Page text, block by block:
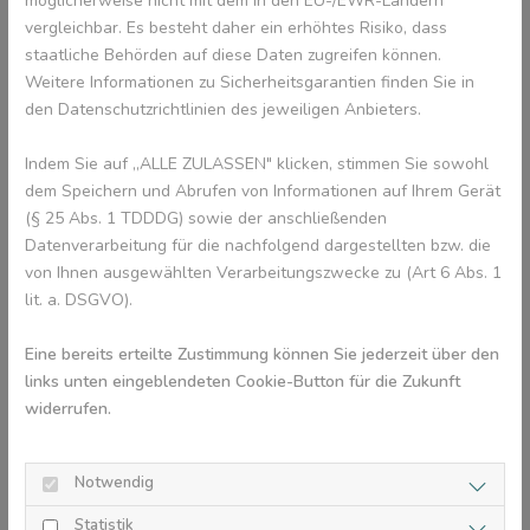
Von kleinen Rissen oder Absplitterungen bis hin zu
Zahnfrakturen oder sogar Zahnverlust. Da mit 6 Jahren die
bleibenden Zähne durchbrechen, leider eben die bleibenden
Frontzähne, also genau die Zähne, die wir für unser ganzes
vergleichbar. Es besteht daher ein erhöhtes Risiko, dass
staatliche Behörden auf diese Daten zugreifen können.
Weitere Informationen zu Sicherheitsgarantien finden Sie in
den Datenschutzrichtlinien des jeweiligen Anbieters.
Indem Sie auf „ALLE ZULASSEN" klicken, stimmen Sie sowohl
dem Speichern und Abrufen von Informationen auf Ihrem Gerät
(§ 25 Abs. 1 TDDDG) sowie der anschließenden
Datenverarbeitung für die nachfolgend dargestellten bzw. die
von Ihnen ausgewählten Verarbeitungszwecke zu (Art 6 Abs. 1
lit. a. DSGVO).
Eine bereits erteilte Zustimmung können Sie jederzeit über den
links unten eingeblendeten Cookie-Button für die Zukunft
widerrufen.
Notwendig
Statistik